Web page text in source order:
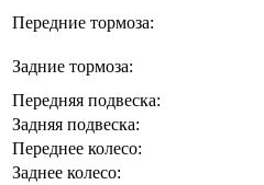
Передние тормоза:
Задние тормоза:
Передняя подвеска:
Задняя подвеска:
Переднее колесо:
Заднее колесо: